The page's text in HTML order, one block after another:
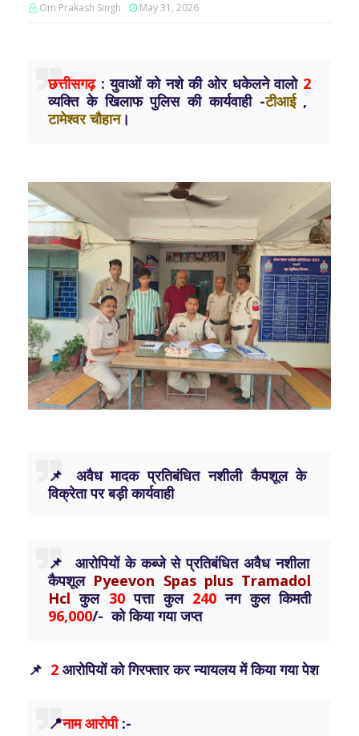
Om Prakash Singh May 31, 2026
छत्तीसगढ़: युवाओं को नशे की ओर धकेलने वालो 2
व्यक्ति के खिलाफ पुलिस की कार्यवाही -टीआई,
टामेश्वर चौहान।
📌 अवैध मादक प्रतिबंधित नशीली कैपशूल के
विक्रेता पर बड़ी कार्यवाही
📌 आरोपियों के कब्जे से प्रतिबंधित अवैध नशीला
कैपशूल Pyeevon Spas plus Tramadol
Hcl कुल 30पत्ता कुल 240नग कुल किमती
96,000/- को किया गया जप्त
📌 2 आरोपियों को गिरफ्तार कर न्यायलय में किया गया पेश
📍नाम आरोपी:-